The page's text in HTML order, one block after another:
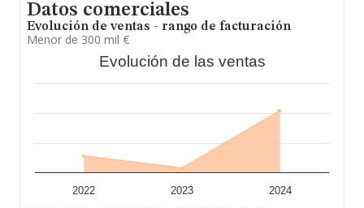
Datos comerciales
Evolución de ventas - rango de facturación
Menor de 300 mil €
Evolución de las ventas
2022 2023 2024